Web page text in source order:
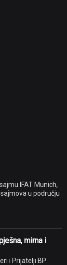
IFAT Munich,
u području
mirna i
i Prijatelji BP